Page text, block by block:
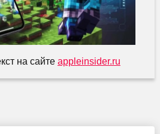
на сайте appleinsider.ru